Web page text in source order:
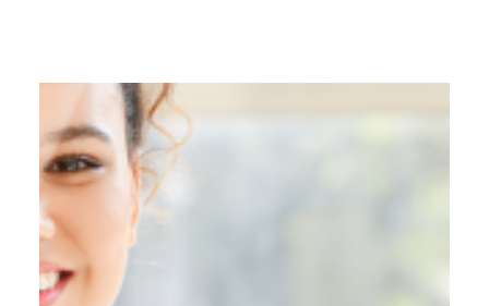
patients, de la gestion des rendez-vous et du…